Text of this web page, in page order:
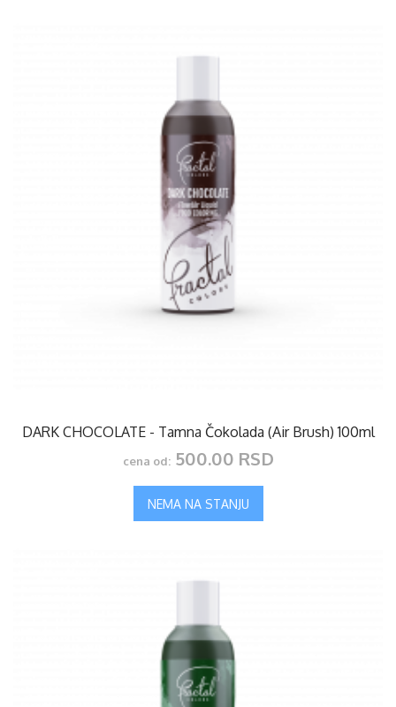
DARK CHOCOLATE - Tamna Čokolada (Air Brush) 100ml
cena od:500.00 RSD
NEMA NA STANJU